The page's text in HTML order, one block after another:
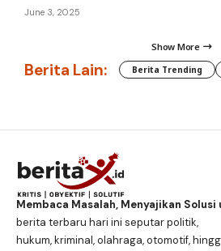
June 3, 2025
Show More
Berita Lain: Berita Trending
Membaca Masalah, Menyajikan
berita terbaru hari ini seputar politik,
hukum, kriminal, olahraga, otomotif,